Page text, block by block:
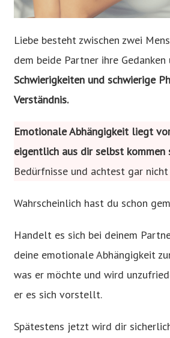
Liebe besteht zwischen zwei
dem beide Partner ihre
Schwierigkeiten und schwierige
Verständnis.
Emotionale Abhängigkeit liegt
eigentlich aus dir selbst
Bedürfnisse und achtest gar
Wahrscheinlich hast du schon
Handelt es sich bei deinem
deine emotionale Abhängigkeit
was er möchte und wird
er es sich vorstellt.
Spätestens jetzt wird dir